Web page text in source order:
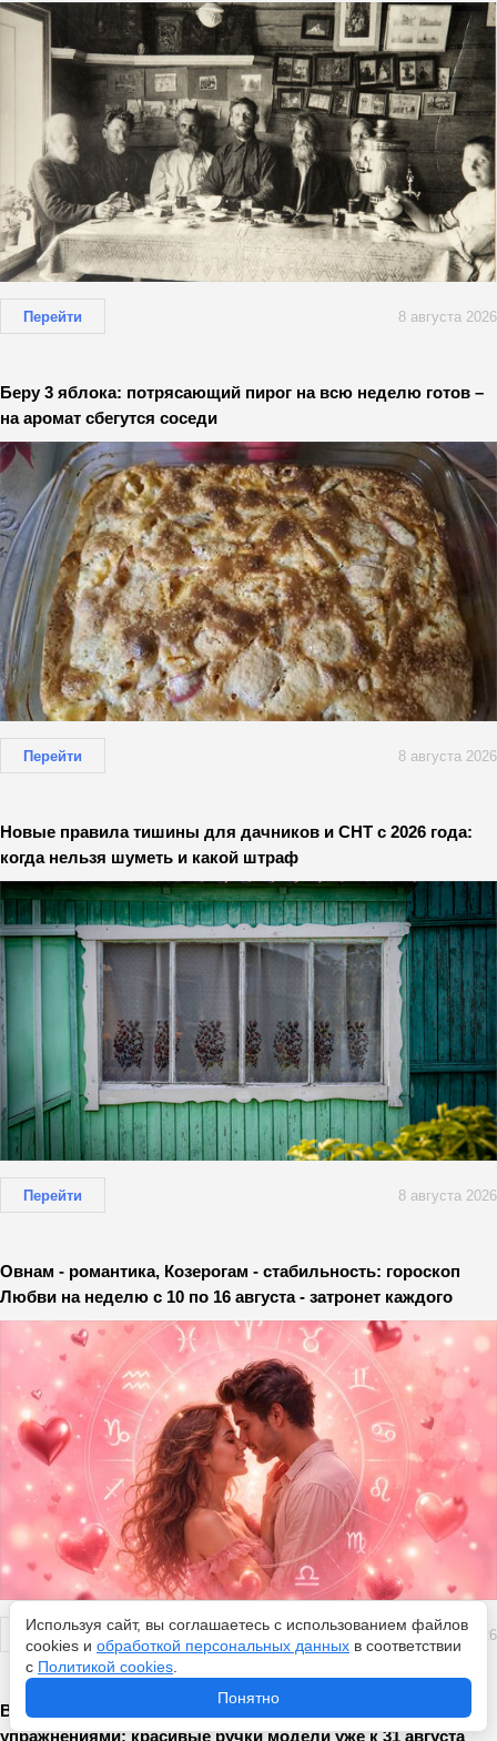
Перейти 8 августа 2026
Беру 3 яблока: потрясающий пирог на всю неделю готов –
на аромат сбегутся соседи
Перейти 8 августа 2026
Новые правила тишины для дачников и СНТ с 2026 года:
когда нельзя шуметь и какой штраф
Перейти 8 августа 2026
Овнам - романтика, Козерогам - стабильность: гороскоп
Любви на неделю с 10 по 16 августа - затронет каждого
Перейти 8 августа 2026
Валики на подмышках и руках сгоняю тремя
упражнениями: красивые ручки модели уже к 31 августа
Используя сайт, вы соглашаетесь с использованием файлов
cookies и обработкой персональных данных в соответствии
с Политикой cookies
Понятно